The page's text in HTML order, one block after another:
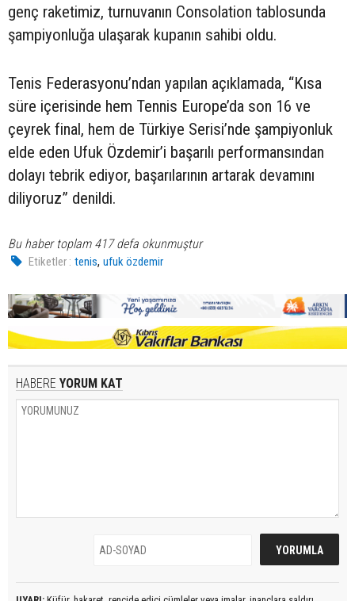
genç raketimiz, turnuvanın Consolation tablosunda
şampiyonluğa ulaşarak kupanın sahibi oldu.
Tenis Federasyonu’ndan yapılan açıklamada, “Kısa
süre içerisinde hem Tennis Europe’da son 16 ve
çeyrek final, hem de Türkiye Serisi’nde şampiyonluk
elde eden Ufuk Özdemir’i başarılı performansından
dolayı tebrik ediyor, başarılarının artarak devamını
diliyoruz” denildi.
Bu haber toplam 417 defa okunmuştur
Etiketler : tenis,ufuk özdemir
HABERE YORUM KAT